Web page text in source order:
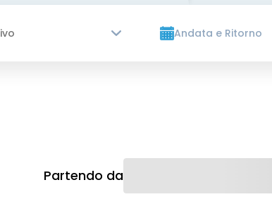
Andata e Ritorno
Partendo da